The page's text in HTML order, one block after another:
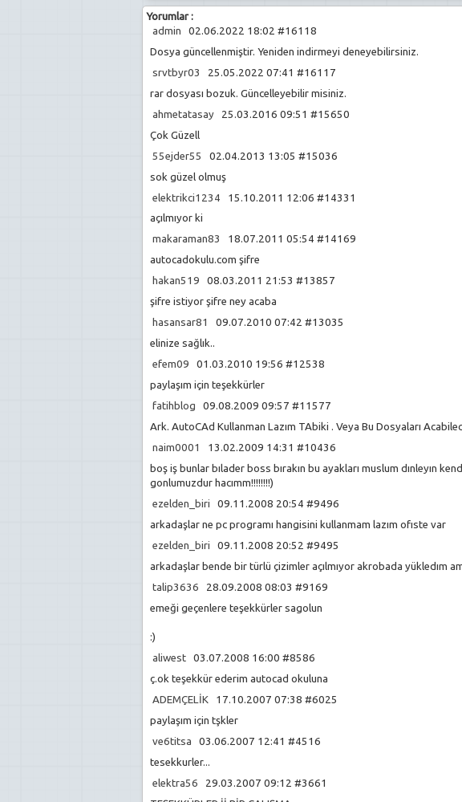
Yorumlar :
admin 02.06.2022 18:02 #16118
Dosya güncellenmiştir. Yeniden indirmeyi deneyebilirsiniz.
srvtbyr03
25.05.2022 07:41 #16117
rar dosyası bozuk. Güncelleyebilir misiniz.
ahmetatasay25.03.2016 09:51 #15650
Çok Güzell
55ejder55
02.04.2013 13:05 #15036
sok güzel olmuş
elektrikci1234 15.10.2011 12:06 #14331
açılmıyor ki
makaraman83
18.07.2011 05:54 #14169
autocadokulu.com şifre
hakan519 08.03.2011 21:53 #13857
şifre istiyor şifre ney acaba
hasansar81
09.07.2010 07:42 #13035
elinize sağlık..
efem09 01.03.2010 19:56 #12538
paylaşım için teşekkürler
fatihblog 09.08.2009 09:57 #11577
Ark. AutoCAd Kullanman Lazım TAbiki . Veya Bu Dosyaları
naim0001
13.02.2009 14:31 #10436
boş iş bunlar bılader boss bırakın bu ayakları muslum dınleyın
gonlumuzdur hacımm!!!!!!!!)
ezelden_biri 09.11.2008 20:54 #9496
arkadaşlar ne pc programı hangisini kullanmam lazım ofıste var
ezelden_biri 09.11.2008 20:52 #9495
arkadaşlar bende bir türlü çizimler açılmıyor akrobada yükledım
talip3636 28.09.2008 08:03 #9169
emeği geçenlere teşekkürler sagolun
:)
aliwest03.07.2008 16:00 #8586
ç.ok teşekkür ederim autocad okuluna
ADEMÇELİK17.10.2007 07:38 #6025
paylaşım için tşkler
ve6titsa 03.06.2007 12:41 #4516
tesekkurler...
elektra56 29.03.2007 09:12 #3661